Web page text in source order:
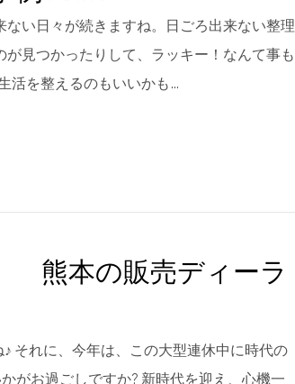
い日々が続きますね。日ごろ出来ない整理
見つかったりして、ラッキー！なんて事も
活を整えるのもいいかも…
熊本の販売ディーラ
それに、今年は、この大型連休中に時代の
がお過ごしですか? 新時代を迎え、心機一